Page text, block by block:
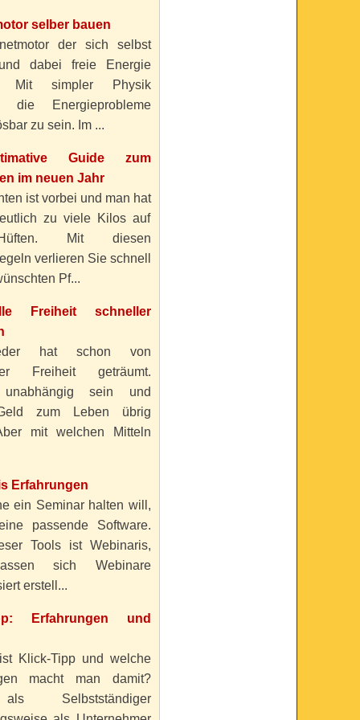
selber bauen
der sich selbst
dabei freie Energie
Mit simpler Physik
die Energieprobleme
zu sein. Im ...
Guide zum
im neuen Jahr
ist vorbei und man hat
zu viele Kilos auf
Mit diesen
verlieren Sie schnell
Pf...
Freiheit schneller
hat schon von
Freiheit geträumt.
unabhängig sein und
zum Leben übrig
mit welchen Mitteln
Erfahrungen
ein Seminar halten will,
passende Software.
Tools ist Webinaris,
sich Webinare
erstell...
Erfahrungen und
Klick-Tipp und welche
macht man damit?
Selbstständiger